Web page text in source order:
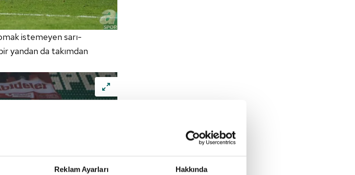
Reklam Ayarları Hakkında
istemeyen sarı-
yandan da takımdan